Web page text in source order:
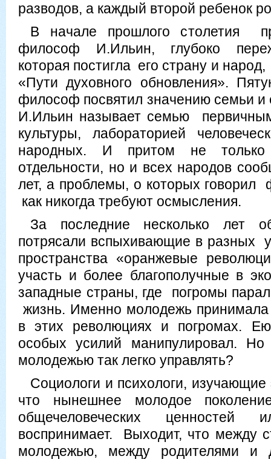
разводов, а каждый второй ребенок
В начале прошлого столетия
философ И.Ильин, глубоко
которая постигла его страну и
«Пути духовного обновления».
философ посвятил значению семьи
И.Ильин называет семью
культуры, лабораторией
народных. И притом не
отдельности, но и всех народов
лет, а проблемы, о которых говорил
как никогда требуют осмысления.
За последние несколько лет
потрясали вспыхивающие в разных
пространства «оранжевые
участь и более благополучные в
западные страны, где погромы
жизнь. Именно молодежь
в этих революциях и погромах.
особых усилий манипулировал.
молодежью так легко управлять?
Социологи и психологи, изучающие
что нынешнее молодое
общечеловеческих
воспринимает. Выходит, что между
молодежью, между родителями и